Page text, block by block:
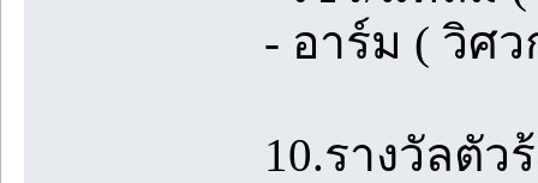
- อาร์ม ( วิศ
10.รางวัลตัว